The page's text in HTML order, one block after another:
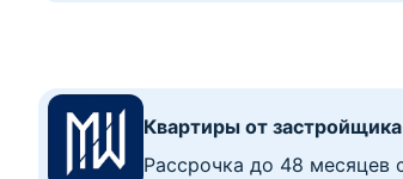
Квартиры от застройщика
Рассрочка до 48 месяцев